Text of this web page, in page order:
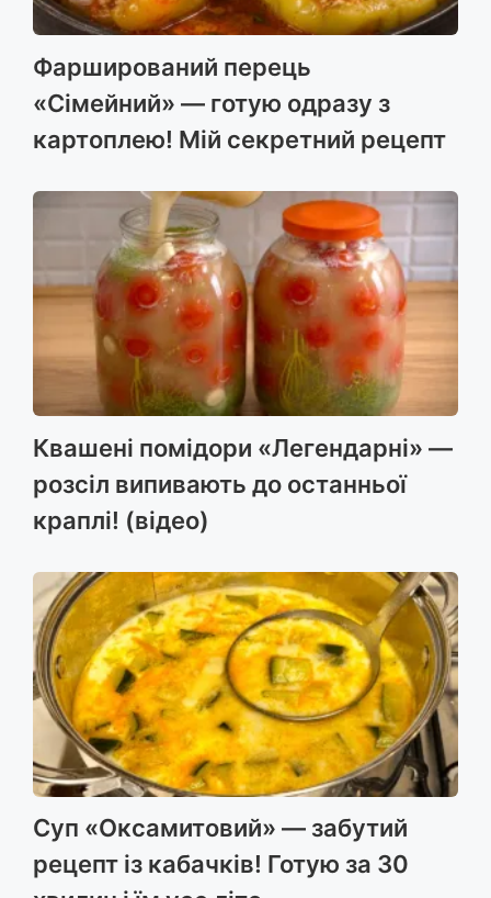
Фарширований перець
«Сімейний» — готую одразу з
картоплею! Мій секретний рецепт
Квашені помідори «Легендарні» —
розсіл випивають до останньої
краплі! (відео)
Суп «Оксамитовий» — забутий
рецепт із кабачків! Готую за 30